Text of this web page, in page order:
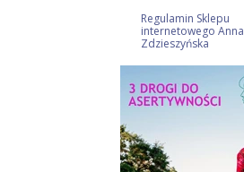
Regulamin Sklepu
internetowego Anna
Zdzieszyńska